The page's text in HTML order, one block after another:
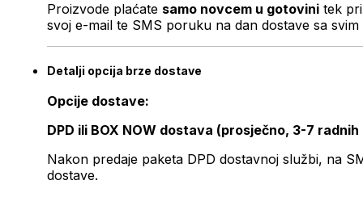
Proizvode plaćate samo novcem u gotovini tek
svoj e-mail te SMS poruku na dan dostave sa svim
Detalji opcija brze dostave
Opcije dostave:
DPD ili BOX NOW dostava (prosječno, 3-7 radnih
Nakon predaje paketa DPD dostavnoj službi, na
dostave.